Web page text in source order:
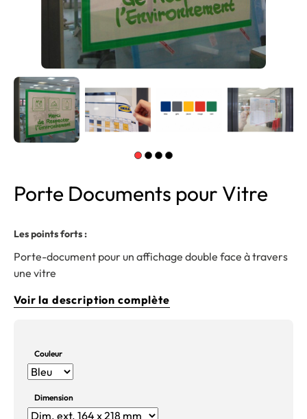
Porte Documents pour Vitre
Les points forts :
Porte-document pour un affichage double face à travers
une vitre
Voir la description complète
Couleur
Dimension